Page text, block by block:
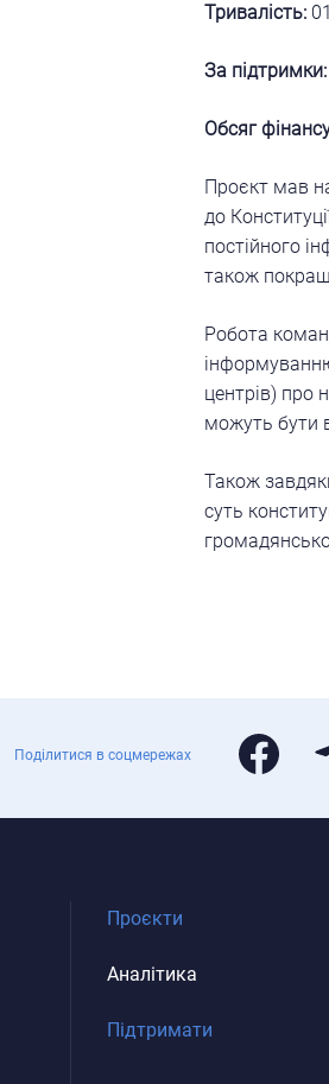
Тривалість:
За підтримки:
Обсяг
Проєкт мав
до
постійного
також
Робота
центрів) про
можуть бути
Також
суть
Поділитися в соцмережах
Проєкти
Аналітика
Підтримати